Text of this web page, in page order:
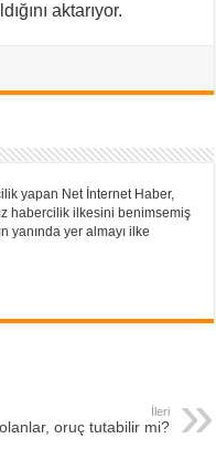
aktarıyor.
yapan Net İnternet Haber,
habercilik ilkesini benimsemiş
yanında yer almayı ilke
İleri
oruç tutabilir mi?